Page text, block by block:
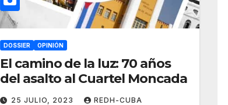
DOSSIER OPINIÓN
El camino de la luz: 70 años
del asalto al Cuartel Moncada
25 JULIO, 2023 REDH-CUBA